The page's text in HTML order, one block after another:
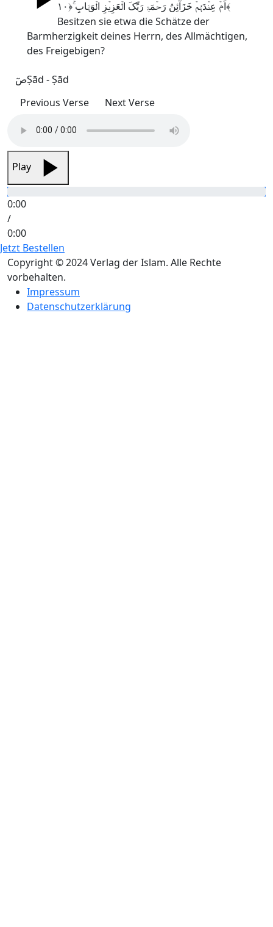
اَمۡ عِنۡدَہُمۡ خَزَآئِنُ رَحۡمَۃِ رَبِّکَ الۡعَزِیۡزِ الۡوَہَّابِ ۚ﴿۱۰﴾
Besitzen sie etwa die Schätze der
Barmherzigkeit deines Herrn, des Allmächtigen,
des Freigebigen?
صٓṢād - Ṣād
Previous Verse
Next Verse
Play
0:00
/
0:00
Jetzt Bestellen
Copyright © 2024 Verlag der Islam. Alle Rechte
vorbehalten.
Impressum
Datenschutzerklärung